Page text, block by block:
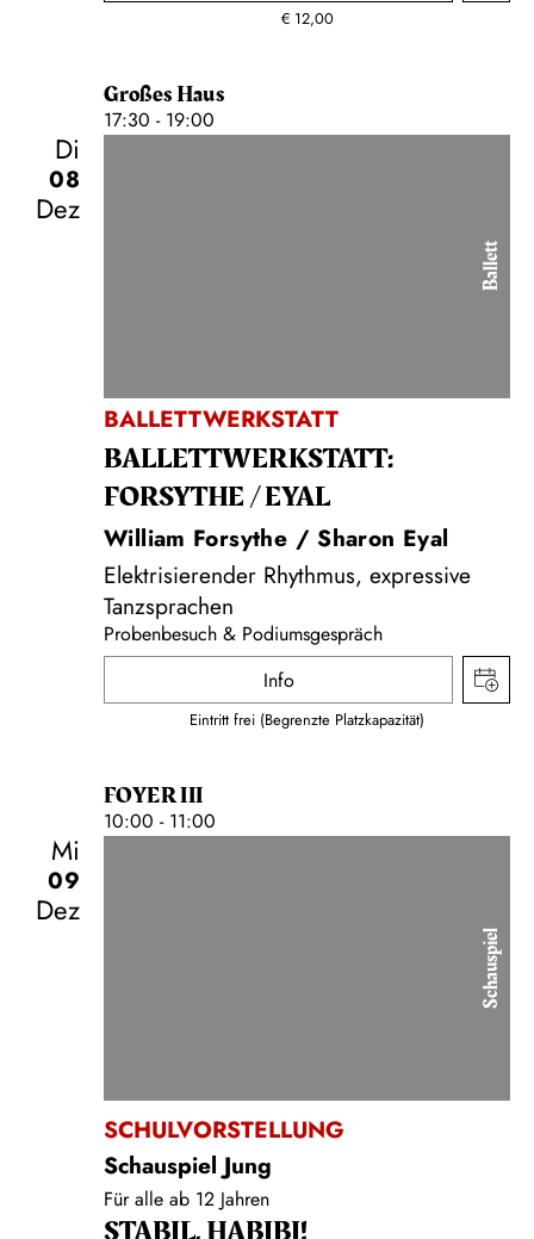
€ 12,00
Großes Haus
17:30 - 19:00
Di
08
Dez
Ballett
BALLETTWERKSTATT
BALLETT­WERKSTATT:
FORSYTHE / EYAL
William Forsythe / Sharon Eyal
Elektrisierender Rhythmus, expressive
Tanzsprachen
Probenbesuch & Podiumsgespräch
Info
Eintritt frei (Begrenzte Platzkapazität)
FOYER III
10:00 - 11:00
Mi
09
Dez
Schauspiel
SCHULVORSTELLUNG
Schauspiel Jung
Für alle ab 12 Jahren